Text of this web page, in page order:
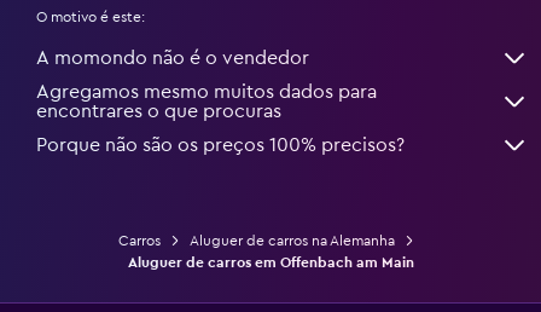
O motivo é este:
A momondo não é o vendedor
Agregamos mesmo muitos dados para
encontrares o que procuras
Porque não são os preços 100% precisos?
Carros
Aluguer de carros na Alemanha
Aluguer de carros em Offenbach am Main